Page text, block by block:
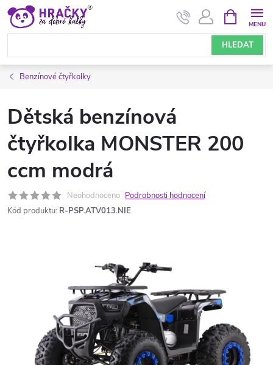
Přejít
obsah
HLEDAT
NÁKUPNÍ
KOŠÍK
Benzínové čtyřkolky
Dětská benzínová
čtyřkolka MONSTER 200
ccm modrá
Neohodnoceno Podrobnosti hodnocení
Kód produktu: R-PSP.ATV013.NIE